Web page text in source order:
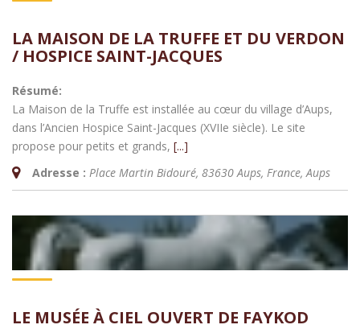
LA MAISON DE LA TRUFFE ET DU VERDON
/ HOSPICE SAINT-JACQUES
Résumé:
La Maison de la Truffe est installée au cœur du village d’Aups,
dans l’Ancien Hospice Saint-Jacques (XVIIe siècle). Le site
propose pour petits et grands, [...]
Adresse : Place Martin Bidouré, 83630 Aups, France,Aups
LE MUSÉE À CIEL OUVERT DE FAYKOD